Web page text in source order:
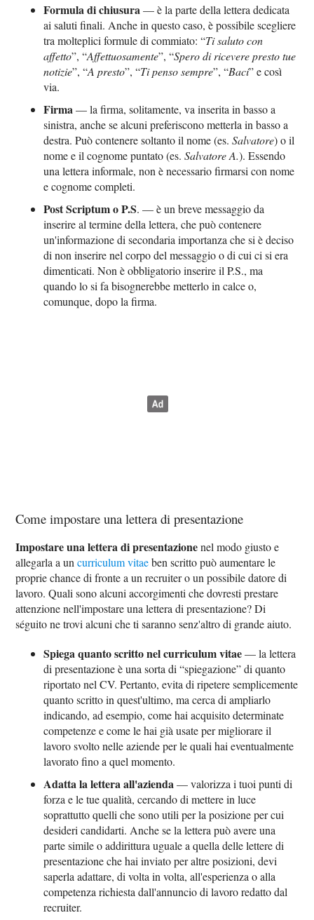
Formula di chiusura— è la parte della lettera dedicata
ai saluti finali. Anche in questo caso, è possibile scegliere
tra molteplici formule di commiato: “Ti saluto con
affetto”, “Affettuosamente”, “Spero di ricevere presto tue
notizie”, “A presto”, “Ti penso sempre”, “Baci” e così
via.
Firma— la firma, solitamente, va inserita in basso a
sinistra, anche se alcuni preferiscono metterla in basso a
destra. Può contenere soltanto il nome (es.Salvatore) o il
nome e il cognome puntato (es.Salvatore A.). Essendo
una lettera informale, non è necessario firmarsi con nome
e cognome completi.
Post Scriptum o P.S. — è un breve messaggio da
inserire al termine della lettera, che può contenere
un'informazione di secondaria importanza che si è deciso
di non inserire nel corpo del messaggio o di cui ci si era
dimenticati. Non è obbligatorio inserire il P.S., ma
quando lo si fa bisognerebbe metterlo in calce o,
comunque, dopo la firma.
Come impostare una lettera di presentazione
Impostare una lettera di presentazionenel modo giusto e
allegarla a uncurriculum vitaeben scritto può aumentare le
proprie chance di fronte a un recruiter o un possibile datore di
lavoro. Quali sono alcuni accorgimenti che dovresti prestare
attenzione nell'impostare una lettera di presentazione? Di
séguito ne trovi alcuni che ti saranno senz'altro di grande aiuto.
Spiega quanto scritto nel curriculum vitae— la lettera
di presentazione è una sorta di “spiegazione” di quanto
riportato nel CV. Pertanto, evita di ripetere semplicemente
quanto scritto in quest'ultimo, ma cerca di ampliarlo
indicando, ad esempio, come hai acquisito determinate
competenze e come le hai già usate per migliorare il
lavoro svolto nelle aziende per le quali hai eventualmente
lavorato fino a quel momento.
Adatta la lettera all'azienda— valorizza i tuoi punti di
forza e le tue qualità, cercando di mettere in luce
soprattutto quelli che sono utili per la posizione per cui
desideri candidarti. Anche se la lettera può avere una
parte simile o addirittura uguale a quella delle lettere di
presentazione che hai inviato per altre posizioni, devi
saperla adattare, di volta in volta, all'esperienza o alla
competenza richiesta dall'annuncio di lavoro redatto dal
recruiter.